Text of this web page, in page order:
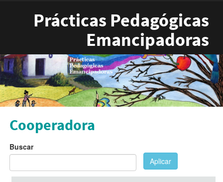
Prácticas Pedagógicas
Emancipadoras
Cooperadora
Buscar
Aplicar